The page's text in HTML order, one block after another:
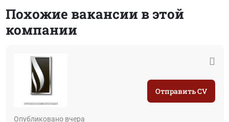
Похожие вакансии в этой
компании
Опубликовано вчера
Отправить CV